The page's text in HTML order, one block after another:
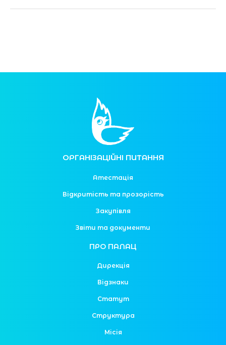
ОРГАНІЗАЦІЙНІ ПИТАННЯ
Атестація
Відкритість та прозорість
Закупівля
Звіти та документи
ПРО ПАЛАЦ
Дирекція
Відзнаки
Статут
Структура
Місія